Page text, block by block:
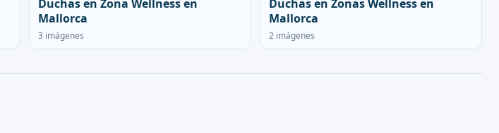
Duchas en Zona Wellness en
Mallorca
3 imágenes
Duchas en Zonas Wellness en
Mallorca
2 imágenes